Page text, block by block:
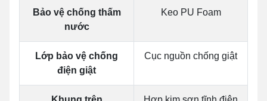
Bảo vệ chống thấm
nước
Keo PU Foam
Lớp bảo vệ chống
điện giật
Cục nguồn chống giật